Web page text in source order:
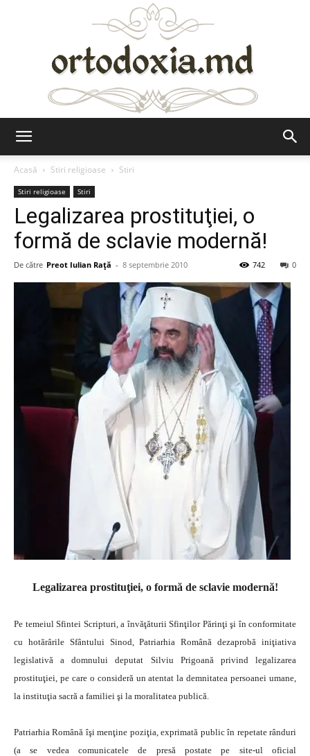
Acasă
Stiri religioase Stiri
Stiri religioase Stiri
Legalizarea prostituţiei, o
formă de sclavie modernă!
De către Preot Iulian Raţă - 8 septembrie 2010 0
742
Legalizarea prostituţiei, o formă de sclavie modernă!
Pe temeiul Sfintei Scripturi, a învăţăturii Sfinţilor Părinţi şi în conformitate
cu hotărârile Sfântului Sinod, Patriarhia Română dezaprobă iniţiativa
legislativă a domnului deputat Silviu Prigoană privind legalizarea
prostituţiei, pe care o consideră un atentat la demnitatea persoanei umane,
la instituţia sacră a familiei şi la moralitatea publică.
Patriarhia Română îşi menţine poziţia, exprimată public în repetate rânduri
(a se vedea comunicatele de presă postate pe site-ul oficial